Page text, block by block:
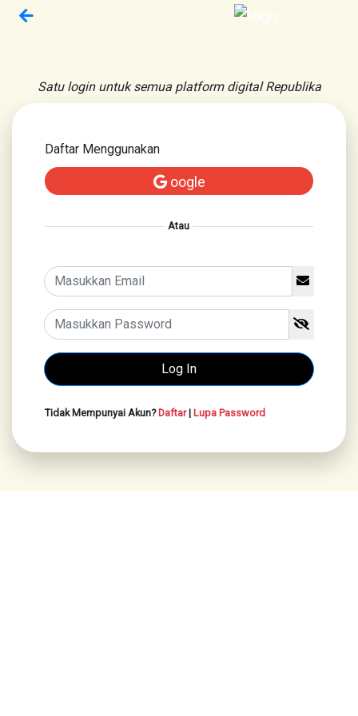
Satu login untuk semua platform digital Republika
Daftar Menggunakan
oogle
Atau
Tidak Mempunyai Akun?Daftar| Lupa Password